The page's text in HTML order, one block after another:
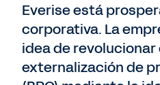
Everise está
corporativa. La
idea de
externalización de